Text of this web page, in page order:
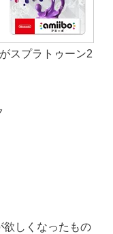
スプラトゥーン2
欲しくなったもの